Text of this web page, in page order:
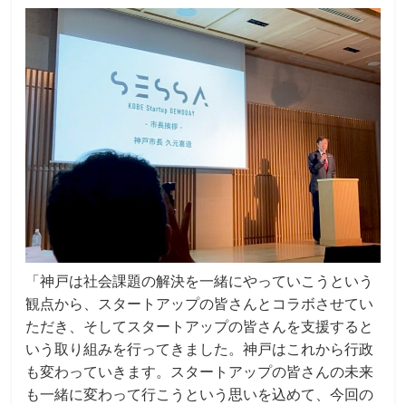
「神戸は社会課題の解決を一緒にやっていこうという
観点から、スタートアップの皆さんとコラボさせてい
ただき、そしてスタートアップの皆さんを支援すると
いう取り組みを行ってきました。神戸はこれから行政
も変わっていきます。スタートアップの皆さんの未来
も一緒に変わって行こうという思いを込めて、今回の